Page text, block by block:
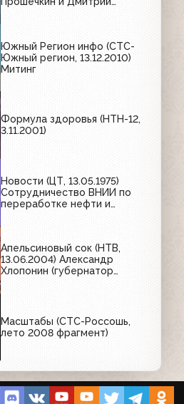
Южный Регион инфо (СТС-
Южный регион, 13.12.2010)
Митинг
Формула здоровья (НТН-12,
3.11.2001)
Новости (ЦТ, 13.05.1975)
Сотрудничество ВНИИ по
переработке нефти и
Апельсиновый сок (НТВ,
13.06.2004) Александр
Хлопонин (губернатор
Масштабы (СТС-Россошь,
лето 2008 фрагмент)